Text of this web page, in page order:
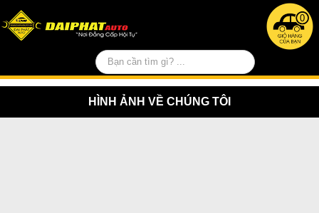
0
HÌNH ẢNH VỀ CHÚNG TÔI